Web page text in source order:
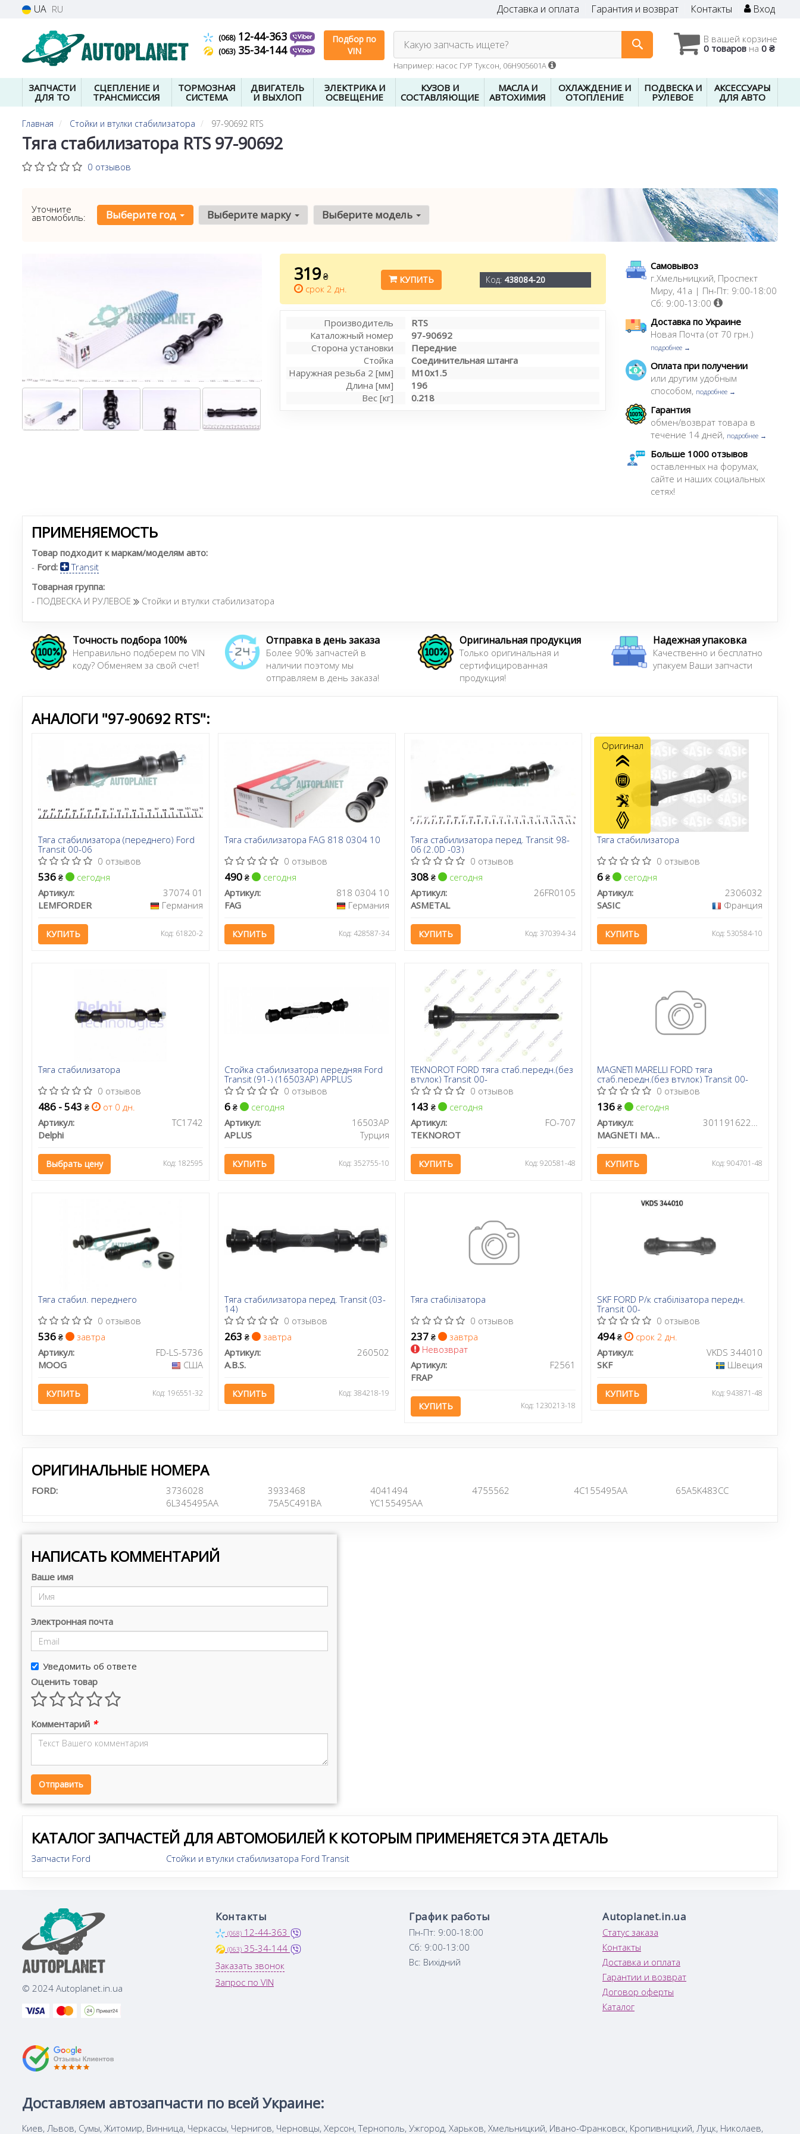
UA RU Доставка и оплата Гарантия и возврат Контакты Вход
(068)12-44-363
(063)35-34-144
Подбор по
VIN
В вашей корзине
0 товаров на 0 ₴
Какую запчасть ищете?
Например: насос ГУР Туксон, 06H905601A
ЗАПЧАСТИ
ДЛЯ ТО
СЦЕПЛЕНИЕ И
ТРАНСМИССИЯ
ТОРМОЗНАЯ
СИСТЕМА
ДВИГАТЕЛЬ
И ВЫХЛОП
ЭЛЕКТРИКА И
ОСВЕЩЕНИЕ
КУЗОВ И
СОСТАВЛЯЮЩИЕ
МАСЛА И
АВТОХИМИЯ
ОХЛАЖДЕНИЕ И
ОТОПЛЕНИЕ
ПОДВЕСКА И
РУЛЕВОЕ
АКСЕССУАРЫ
ДЛЯ АВТО
Главная Стойки и втулки стабилизатора 97-90692 RTS
Тяга стабилизатора RTS 97-90692
0 отзывов
Уточните
автомобиль: Выберите год Выберите марку Выберите модель
319 ₴
срок 2 дн.
КУПИТЬ Код: 438084-20
Производитель
RTS
Каталожный номер
97-90692
Сторона установки
Передние
Стойка
Соединительная штанга
Наружная резьба 2 [мм]
M10x1.5
Длина [мм]
196
Вес [кг]
0.218
Самовывоз
г.Хмельницкий, Проспект
Миру, 41а | Пн-Пт: 9:00-18:00
Сб: 9:00-13:00
Доставка по Украине
Новая Почта (от 70 грн.)
подробнее →
Оплата при получении
или другим удобным
способом, подробнее →
Гарантия
обмен/возврат товара в
течение 14 дней, подробнее →
Больше 1000 отзывов
оставленных на форумах,
сайте и наших социальных
сетях!
ПРИМЕНЯЕМОСТЬ
Товар подходит к маркам/моделям авто:
- Ford:
Transit
Товарная группа:
- ПОДВЕСКА И РУЛЕВОЕ
Стойки и втулки стабилизатора
Точность подбора 100%
Неправильно подберем по VIN
коду? Обменяем за свой счет!
Отправка в день заказа
Более 90% запчастей в
наличии поэтому мы
отправляем в день заказа!
Оригинальная продукция
Только оригинальная и
сертифицированная
продукция!
Надежная упаковка
Качественно и бесплатно
упакуем Ваши запчасти
АНАЛОГИ "97-90692 RTS":
Тяга стабилизатора (переднего) Ford
Transit 00-06
0 отзывов
536 ₴
сегодня
Артикул:
37074 01
LEMFORDER
Германия
КУПИТЬ Код: 61820-2
Тяга стабилизатора FAG 818 0304 10
0 отзывов
490 ₴
сегодня
Артикул:
818 0304 10
FAG
Германия
КУПИТЬ Код: 428587-34
Тяга стабилизатора перед. Transit 98-
06 (2.0D -03)
0 отзывов
308 ₴
сегодня
Артикул:
26FR0105
ASMETAL
КУПИТЬ Код: 370394-34
Тяга стабилизатора
0 отзывов
6₴
сегодня
Артикул:
2306032
SASIC
Франция
КУПИТЬ Код: 530584-10
Оригинал
Тяга стабилизатора
0 отзывов
486 - 543 ₴
от 0 дн.
Артикул:
TC1742
Delphi
Выбрать цену Код: 182595
Стойка стабилизатора передняя Ford
Transit (91-) (16503AP) APPLUS
0 отзывов
6 ₴
сегодня
Артикул:
16503AP
APLUS
Турция
КУПИТЬ Код: 352755-10
TEKNOROT FORD тяга стаб.передн.(без
втулок) Transit 00-
0 отзывов
143 ₴
сегодня
Артикул:
FO-707
TEKNOROT
КУПИТЬ Код: 920581-48
MAGNETI MARELLI FORD тяга
стаб.передн.(без втулок) Transit 00-
0 отзывов
136₴
сегодня
Артикул:
301191622080
MAGNETI MARELLI
КУПИТЬ Код: 904701-48
Тяга стабил. переднего
0 отзывов
536 ₴
завтра
Артикул:
FD-LS-5736
MOOG
США
КУПИТЬ Код: 196551-32
Тяга стабилизатора перед. Transit (03-
14)
0 отзывов
263 ₴
завтра
Артикул:
260502
A.B.S.
КУПИТЬ Код: 384218-19
Тяга стабілізатора
0 отзывов
237 ₴
завтра
Невозврат
Артикул:
F2561
FRAP
КУПИТЬ Код: 1230213-18
SKF FORD Р/к стабілізатора передн.
Transit 00-
0 отзывов
494₴
срок 2 дн.
Артикул:
VKDS 344010
SKF
Швеция
КУПИТЬ Код: 943871-48
ОРИГИНАЛЬНЫЕ НОМЕРА
FORD: 3736028 3933468 4041494 4755562 4C155495AA
65A5K483CC
6L345495AA
75A5C491BA YC155495AA
НАПИСАТЬ КОММЕНТАРИЙ
Ваше имя
Электронная почта
Уведомить об ответе
Оценить товар
Комментарий *
Отправить
КАТАЛОГ ЗАПЧАСТЕЙ ДЛЯ АВТОМОБИЛЕЙ К КОТОРЫМ ПРИМЕНЯЕТСЯ ЭТА ДЕТАЛЬ
Запчасти Ford Стойки и втулки стабилизатора Ford Transit
© 2024 Autoplanet.in.ua
Контакты
(068) 12-44-363
(063) 35-34-144
Заказать звонок
Запрос по VIN
График работы
Пн-Пт: 9:00-18:00
Сб: 9:00-13:00
Вс: Вихідний
Autoplanet.in.ua
Статус заказа
Контакты
Доставка и оплата
Гарантии и возврат
Договор оферты
Каталог
Доставляем автозапчасти по всей Украине:
Киев, Львов, Сумы, Житомир, Винница, Черкассы, Чернигов, Черновцы, Херсон, Тернополь, Ужгород, Харьков, Хмельницкий, Ивано-Франковск, Кропивницкий, Луцк, Николаев,